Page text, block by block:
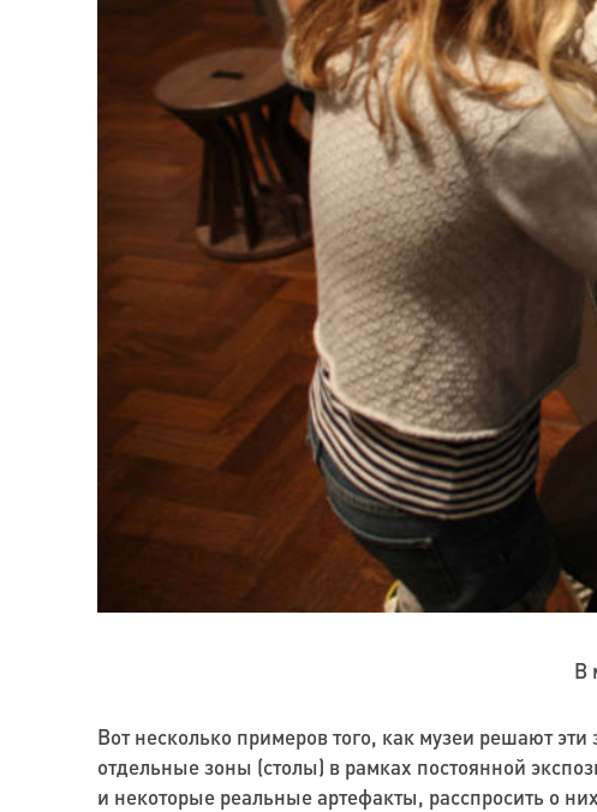
В
Вот несколько примеров того, как музеи решают
отдельные зоны (столы) в рамках постоянной
и некоторые реальные артефакты, расспросить о